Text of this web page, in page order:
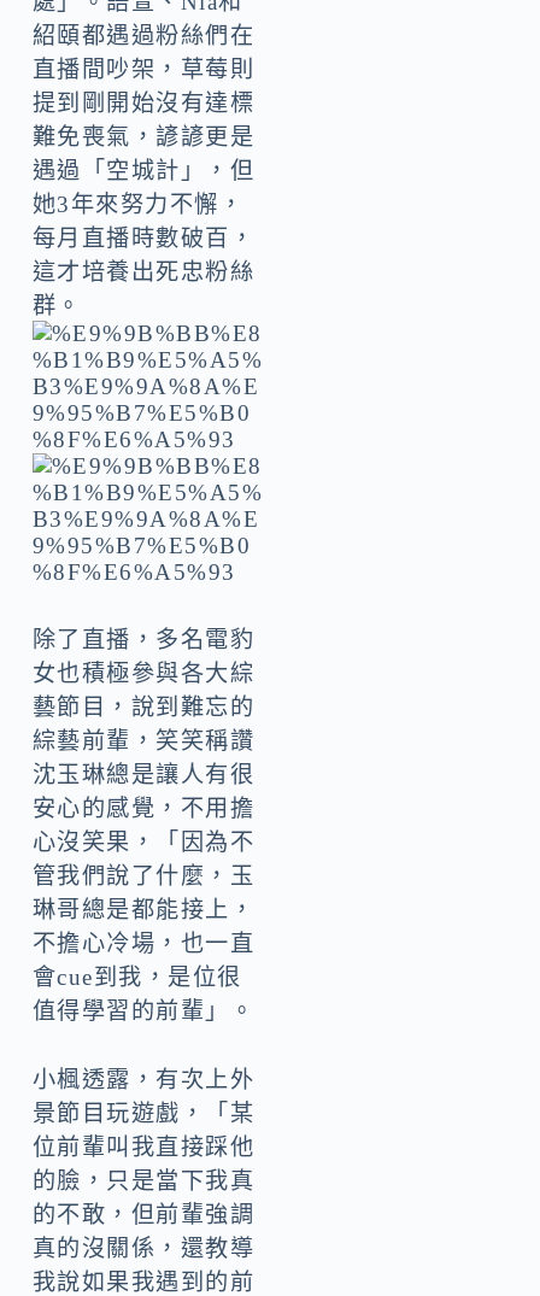
紹頤都遇過粉絲們在
直播間吵架，草莓則
提到剛開始沒有達標
難免喪氣，諺諺更是
遇過「空城計」，但
她3年來努力不懈，
每月直播時數破百，
這才培養出死忠粉絲
群。
除了直播，多名電豹
女也積極參與各大綜
藝節目，說到難忘的
綜藝前輩，笑笑稱讚
沈玉琳總是讓人有很
安心的感覺，不用擔
心沒笑果，「因為不
管我們說了什麼，玉
琳哥總是都能接上，
不擔心冷場，也一直
會cue到我，是位很
值得學習的前輩」。
小楓透露，有次上外
景節目玩遊戲，「某
位前輩叫我直接踩他
的臉，只是當下我真
的不敢，但前輩強調
真的沒關係，還教導
我說如果我遇到的前